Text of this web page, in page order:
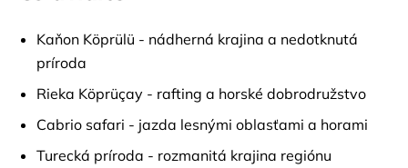
Kaňon Köprülü - nádherná krajina a nedotknutá
príroda
Rieka Köprüçay - rafting a horské dobrodružstvo
Cabrio safari - jazda lesnými oblasťami a horami
Turecká príroda - rozmanitá krajina regiónu